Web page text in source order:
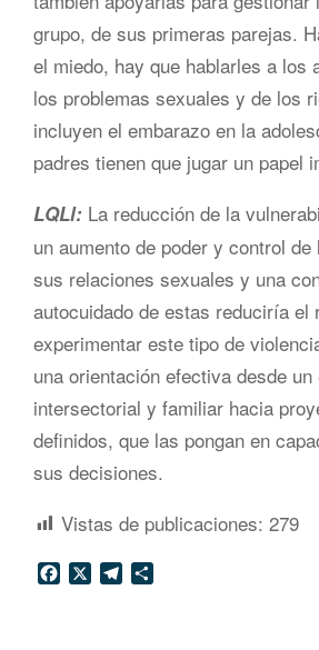
grupo, de sus primeras parejas.
el miedo, hay que hablarles a los
los problemas sexuales y de los
incluyen el embarazo en la
padres tienen que jugar un papel
LQLl: La reducción de la
un aumento de poder y control
sus relaciones sexuales y una
autocuidado de estas reduciría el
experimentar este tipo de
una orientación efectiva desde un
intersectorial y familiar hacia
definidos, que las pongan en
sus decisiones.
Vistas de publicaciones: 279
Facebook
X Telegram